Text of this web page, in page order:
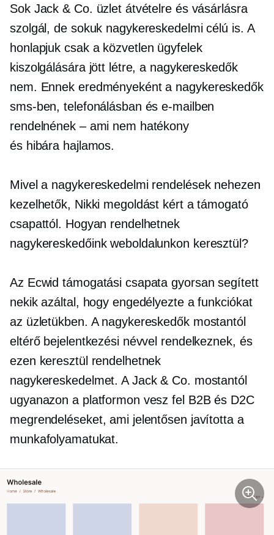
Sok Jack & Co. üzlet átvételre és vásárlásra
szolgál, de sokuk nagykereskedelmi célú is. A
honlapjukcsak a közvetlen ügyfelek
kiszolgálására jött létre, a nagykereskedők
nem. Ennek eredményeként a nagykereskedők
sms-ben, telefonálásban és e-mailben
rendelnének – ami nem hatékony
és hibára hajlamos.
Mivel a nagykereskedelmi rendelések nehezen
kezelhetők, Nikki megoldást kért a támogató
csapattól. Hogyan rendelhetnek
nagykereskedőink weboldalunkon keresztül?
Az Ecwid támogatási csapata gyorsan segített
nekik azáltal, hogy engedélyezte a funkciókat
az üzletükben. A nagykereskedők mostantól
eltérő bejelentkezési névvel rendelkeznek, és
ezen keresztül rendelhetnek
nagykereskedelmet. A Jack & Co. mostantól
ugyanazon a platformon vesz fel B2B és D2C
megrendeléseket, ami jelentősen javította a
munkafolyamatukat.